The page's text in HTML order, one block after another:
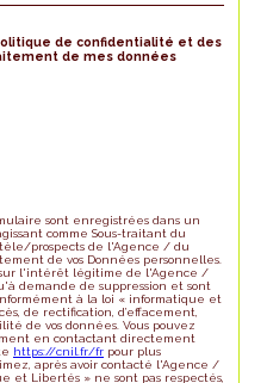
de confidentialité et des
de mes données
sont enregistrées dans un
comme Sous-traitant du
prospects de l'Agence / du
de vos Données personnelles.
l'intérêt légitime de l'Agence /
demande de suppression et sont
à la loi « informatique et
de rectification, d’effacement,
de vos données. Vous pouvez
en contactant directement
https://cnil.fr/fr pour plus
après avoir contacté l'Agence /
et Libertés » ne sont pas respectés,